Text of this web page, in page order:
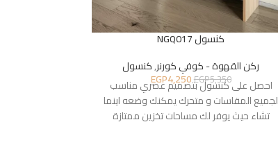
كنسول NGQ017
ركن القهوة - كوفي كورنر,كنسول
EGP5,350
EGP4,250
احصل على كنسول بتصميم عصري مناسب
لجميع المقاسات و متحرك يمكنك وضعه اينما
تشاء حيث يوفر لك مساحات تخزين ممتازة